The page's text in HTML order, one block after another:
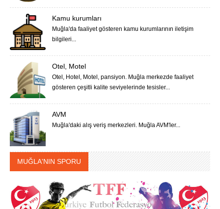
Kamu kurumları
Muğla'da faaliyet gösteren kamu kurumlarının iletişim
bilgileri...
Otel, Motel
Otel, Hotel, Motel, pansiyon. Muğla merkezde faaliyet
gösteren çeşitli kalite seviyelerinde tesisler...
AVM
Muğla'daki alış veriş merkezleri. Muğla AVM'ler...
MUĞLA'NIN SPORU